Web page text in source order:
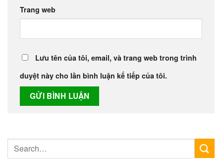
Trang web
Lưu tên của tôi, email, và trang web trong trình
duyệt này cho lần bình luận kế tiếp của tôi.